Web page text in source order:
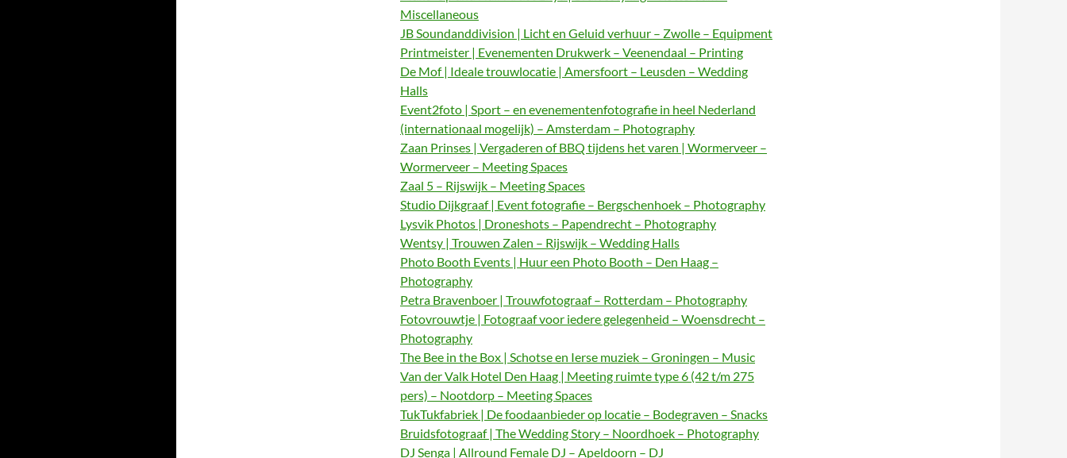
Miscellaneous
JB Soundanddivision | Licht en Geluid verhuur – Zwolle – Equipment
Printmeister | Evenementen Drukwerk – Veenendaal – Printing
De Mof | Ideale trouwlocatie | Amersfoort – Leusden – Wedding
Halls
Event2foto | Sport – en evenementenfotografie in heel Nederland
(internationaal mogelijk) – Amsterdam – Photography
Zaan Prinses | Vergaderen of BBQ tijdens het varen | Wormerveer –
Wormerveer – Meeting Spaces
Zaal 5 – Rijswijk – Meeting Spaces
Studio Dijkgraaf | Event fotografie – Bergschenhoek – Photography
Lysvik Photos | Droneshots – Papendrecht – Photography
Wentsy | Trouwen Zalen – Rijswijk – Wedding Halls
Photo Booth Events | Huur een Photo Booth – Den Haag –
Photography
Petra Bravenboer | Trouwfotograaf – Rotterdam – Photography
Fotovrouwtje | Fotograaf voor iedere gelegenheid – Woensdrecht –
Photography
The Bee in the Box | Schotse en Ierse muziek – Groningen – Music
Van der Valk Hotel Den Haag | Meeting ruimte type 6 (42 t/m 275
pers) – Nootdorp – Meeting Spaces
TukTukfabriek | De foodaanbieder op locatie – Bodegraven – Snacks
Bruidsfotograaf | The Wedding Story – Noordhoek – Photography
DJ Senga | Allround Female DJ – Apeldoorn – DJ